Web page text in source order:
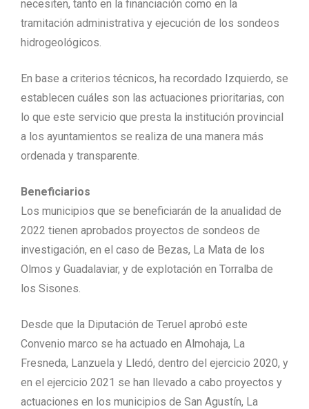
necesiten, tanto en la financiación como en la
tramitación administrativa y ejecución de los sondeos
hidrogeológicos.
En base a criterios técnicos, ha recordado Izquierdo, se
establecen cuáles son las actuaciones prioritarias, con
lo que este servicio que presta la institución provincial
a los ayuntamientos se realiza de una manera más
ordenada y transparente.
Beneficiarios
Los municipios que se beneficiarán de la anualidad de
2022 tienen aprobados proyectos de sondeos de
investigación, en el caso de Bezas, La Mata de los
Olmos y Guadalaviar, y de explotación en Torralba de
los Sisones.
Desde que la Diputación de Teruel aprobó este
Convenio marco se ha actuado en Almohaja, La
Fresneda, Lanzuela y Lledó, dentro del ejercicio 2020, y
en el ejercicio 2021 se han llevado a cabo proyectos y
actuaciones en los municipios de San Agustín, La